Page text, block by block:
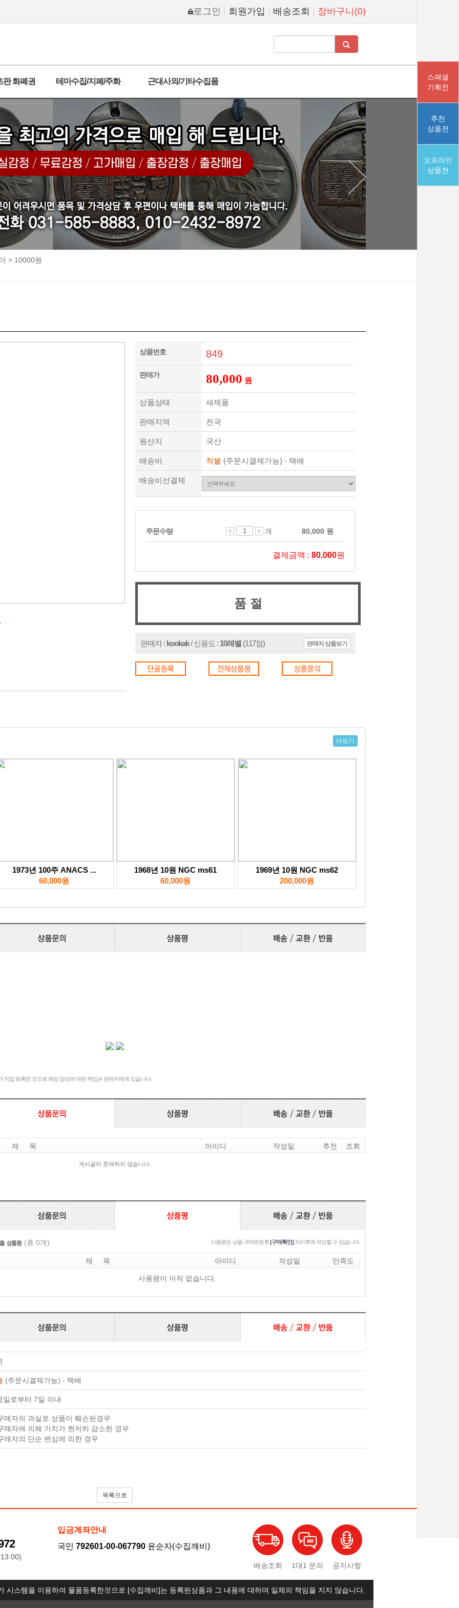
스페셜
기획전
추천
상품전
오프라인
상품전
로그인 회원가입 배송조회 장바구니(0)
판 화폐권 테마수집/지폐/주화 근대사외/기타수집품
> 10000원
상품번호 849
판매가 80,000 원
상품상태 새제품
판매지역 전국
원산지 국산
배송비 착불 (주문시결제가능) - 택배
배송비선결제
주문수량 개 80,000 원
결제금액 : 80,000원
품 절
판매자 상품보기
판매자 : kookak/ 신용도 : 10레벨 (117점)
더보기
1973년 100주 ANACS ...
60,000원
1968년 10원 NGC ms61
60,000원
1969년 10원 NGC ms62
200,000원
접 등록한 것으로 해당 정보에 대한 책임은 판매자에게 있습니다.
제 목 아이디 작성일 추천 조회
게시글이 존재하지 않습니다.
(총 0개) 사용평은 상품 구매완료후[구매확인] 처리후에 작성할 수 있습니다.
제 목 아이디 작성일 만족도
사용평이 아직 없습니다.
(주문시결제가능) - 택배
일로부터 7일 이내
매자의 과실로 상품이 훼손된경우
매자에 의해 가치가 현저히 감소한 경우
매자의 단순 변심에 의한 경우
목록으로
입금계좌안내
국민 792601-00-067790 윤순자(수집깨비)
배송조회 1대1 문의 공지사항
시스템을 이용하여 물품등록한것으로 [수집깨비]는 등록된상품과 그 내용에 대하여 일체의 책임을 지지 않습니다.